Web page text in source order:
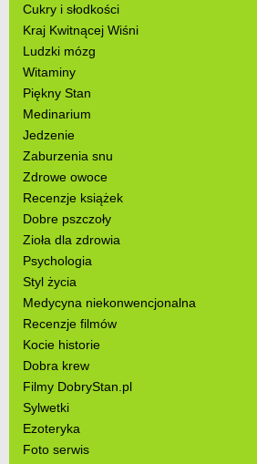
Cukry i słodkości
Kraj Kwitnącej Wiśni
Ludzki mózg
Witaminy
Piękny Stan
Medinarium
Jedzenie
Zaburzenia snu
Zdrowe owoce
Recenzje książek
Dobre pszczoły
Zioła dla zdrowia
Psychologia
Styl życia
Medycyna niekonwencjonalna
Recenzje filmów
Kocie historie
Dobra krew
Filmy DobryStan.pl
Sylwetki
Ezoteryka
Foto serwis